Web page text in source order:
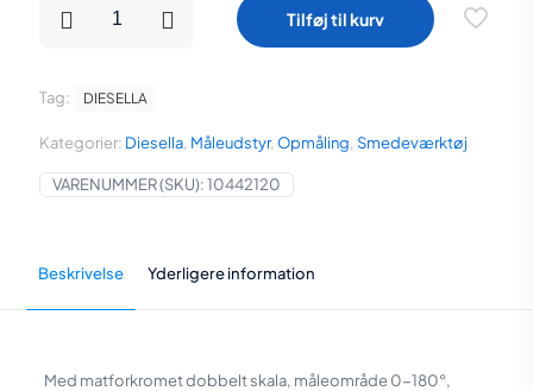
Gradmåler
med
dobbelt
lasergraveret
antal
Tilføj til kurv
VARENUMMER (SKU):10442120
Kategorier: Diesella, Måleudstyr, Opmåling, Smedeværktøj
Tag: DIESELLA
Beskrivelse Yderligere information
Med matforkromet dobbelt skala, måleområde 0-180°,